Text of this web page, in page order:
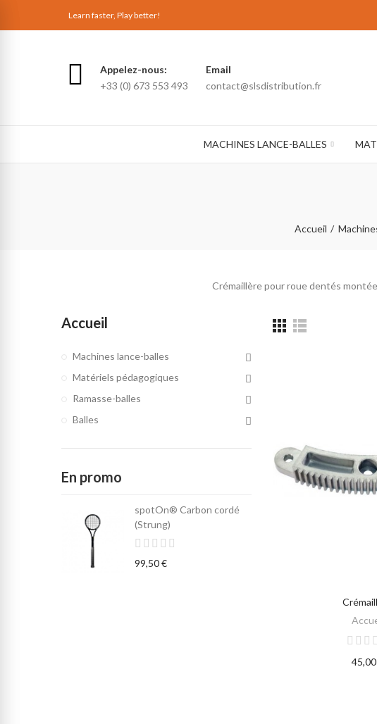
Learn faster, Play better!
Appelez-nous:
+33 (0) 673 553 493
Email
contact@slsdistribution.fr
MACHINES LANCE-BALLES
Accueil
Crémaillère pour roue dentés
AJOUTER
Accueil
Machines lance-balles
Matériels pédagogiques
Ramasse-balles
Balles
En promo
spotOn® Carbon cordé
(Strung)
99,50 €